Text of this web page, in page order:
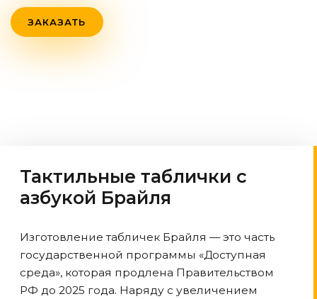
ЗАКАЗАТЬ
Тактильные таблички с
азбукой Брайля
Изготовление табличек Брайля — это часть
государственной программы «Доступная
среда», которая продлена Правительством
РФ до 2025 года. Наряду с увеличением